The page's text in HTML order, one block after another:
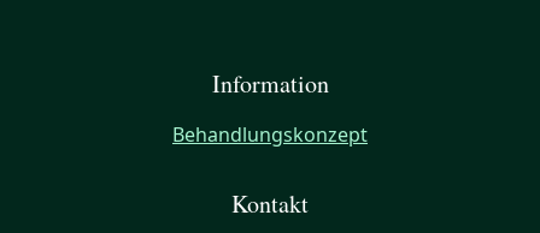
Information
Behandlungskonzept
Kontakt